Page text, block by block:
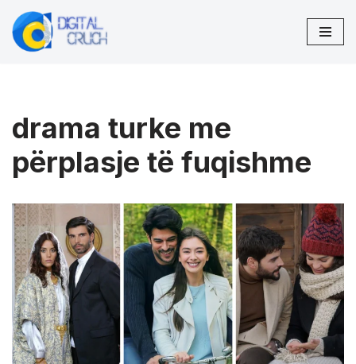
Skip
drama turke me
përplasje të fuqishme